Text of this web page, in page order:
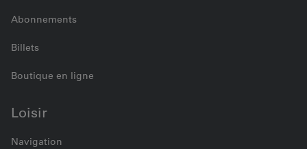
Abonnements
Billets
Boutique en ligne
Loisir
Navigation